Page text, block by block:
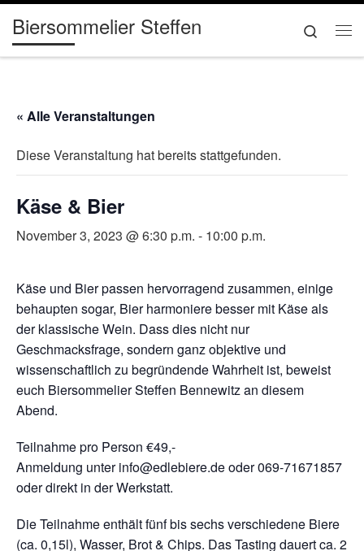
Zum Inhalt springen
Biersommelier Steffen Search
« Alle Veranstaltungen
Diese Veranstaltung hat bereits stattgefunden.
Käse & Bier
November 3, 2023 @ 6:30 p.m. - 10:00 p.m.
Käse und Bier passen hervorragend zusammen, einige
behaupten sogar, Bier harmoniere besser mit Käse als
der klassische Wein. Dass dies nicht nur
Geschmacksfrage, sondern ganz objektive und
wissenschaftlich zu begründende Wahrheit ist, beweist
euch Biersommelier Steffen Bennewitz an diesem
Abend.
Teilnahme pro Person €49,-
Anmeldung unter info@edlebiere.de oder 069-71671857
oder direkt in der Werkstatt.
Die Teilnahme enthält fünf bis sechs verschiedene Biere
(ca. 0,15l), Wasser, Brot & Chips. Das Tasting dauert ca. 2